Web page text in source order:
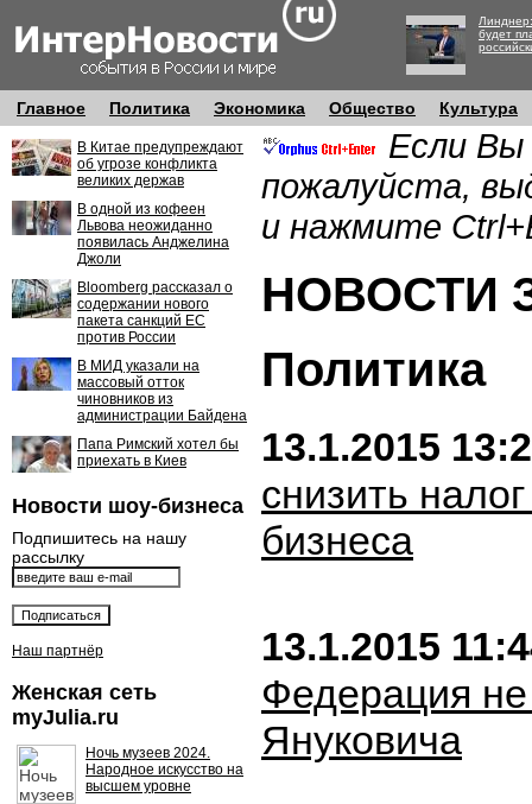
будет
Главное Политика Экономика Общество Культура
В Китае предупреждают
об угрозе конфликта
великих держав
В одной из кофеен
Львова неожиданно
появилась Анджелина
Джоли
Bloomberg рассказал о
содержании нового
пакета санкций ЕС
против России
В МИД указали на
массовый отток
чиновников из
администрации Байдена
Папа Римский хотел бы
приехать в Киев
Новости шоу-бизнеса
Подпишитесь на нашу
рассылку
Наш партнёр
Женская сеть
myJulia.ru
Ночь музеев 2024.
Народное искусство на
высшем уровне
Если Вы
пожалуйста,
и нажмите
НОВОСТИ
Политика
13.1.2015
снизить
бизнеса
13.1.2015
Федерация
Януковича